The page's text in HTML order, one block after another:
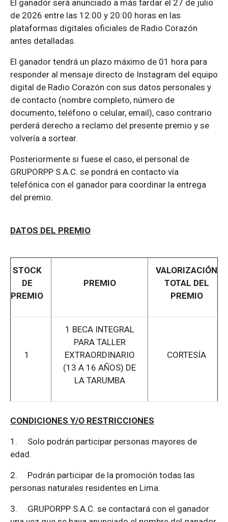
El ganador será anunciado a más tardar el 27 de julio
de 2026 entre las 12:00 y 20:00 horas en las
plataformas digitales oficiales de Radio Corazón
antes detalladas.
El ganador tendrá un plazo máximo de 01 hora para
responder al mensaje directo de Instagram del equipo
digital de Radio Corazón con sus datos personales y
de contacto (nombre completo, número de
documento, teléfono o celular, email), caso contrario
perderá derecho a reclamo del presente premio y se
volvería a sortear.
Posteriormente si fuese el caso, el personal de
GRUPORPP S.A.C. se pondrá en contacto vía
telefónica con el ganador para coordinar la entrega
del premio.
DATOS DEL PREMIO
STOCK
DE
PREMIO
PREMIO
VALORIZACIÓN
TOTAL DEL
PREMIO
1
1 BECA INTEGRAL
PARA TALLER
EXTRAORDINARIO
(13 A 16 AÑOS) DE
LA TARUMBA
CORTESÍA
CONDICIONES Y/O RESTRICCIONES
1. Solo podrán participar personas mayores de
edad.
2. Podrán participar de la promoción todas las
personas naturales residentes en Lima.
3. GRUPORPP S.A.C. se contactará con el ganador